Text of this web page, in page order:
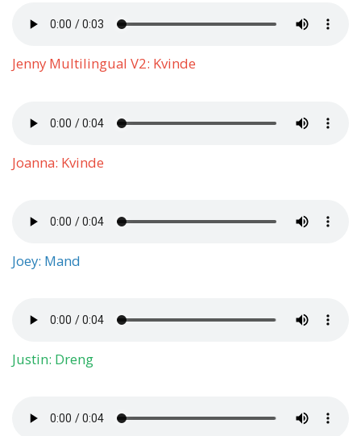
Jenny Multilingual V2: Kvinde
Joanna: Kvinde
Joey: Mand
Justin: Dreng